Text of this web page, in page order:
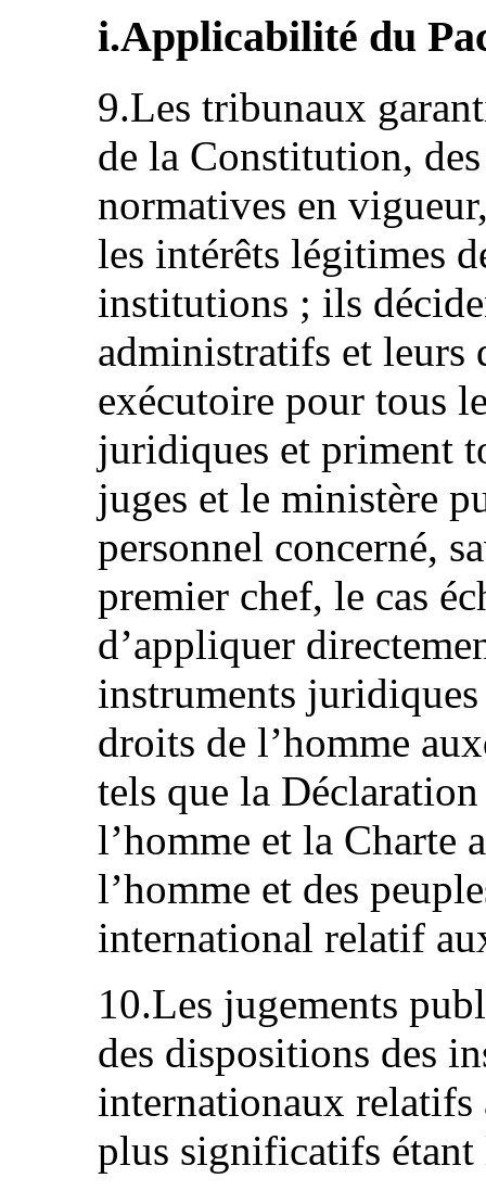
i.Applicabilité du
9.Les tribunaux
de la Constitution,
normatives en
les intérêts légitimes
institutions ; ils
administratifs et leurs
exécutoire pour tous
juridiques et priment
juges et le ministère
personnel concerné,
premier chef, le cas
d’appliquer
instruments
droits de l’homme
tels que la
l’homme et la Charte
l’homme et des
international relatif
10.Les jugements
des dispositions des
internationaux relatifs
plus significatifs étant